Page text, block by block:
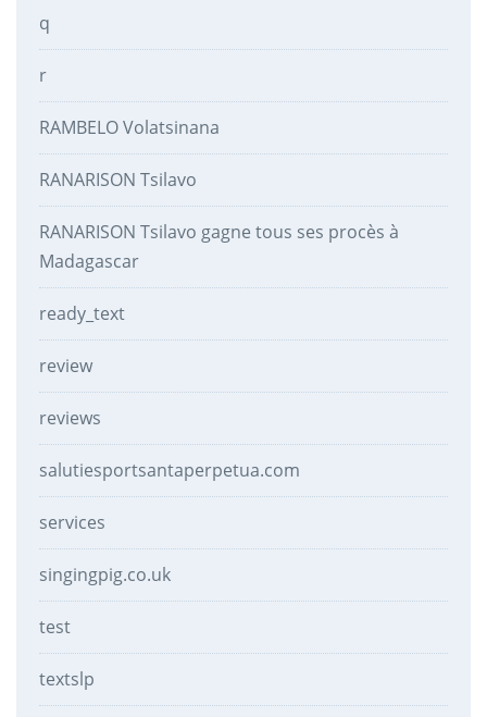
q
r
RAMBELO Volatsinana
RANARISON Tsilavo
RANARISON Tsilavo gagne tous ses procès à
Madagascar
ready_text
review
reviews
salutiesportsantaperpetua.com
services
singingpig.co.uk
test
textslp